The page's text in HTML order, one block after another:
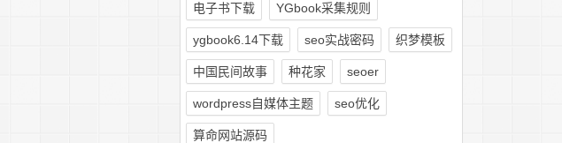
电子书下载 YGbook采集规则
ygbook6.14下载 seo实战密码 织梦模板
中国民间故事 种花家 seoer
wordpress自媒体主题 seo优化
算命网站源码